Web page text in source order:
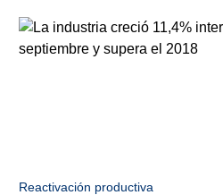
Reactivación productiva